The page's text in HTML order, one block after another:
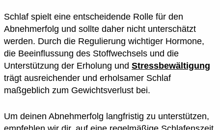
Schlaf spielt eine entscheidende Rolle für den
Abnehmerfolg und sollte daher nicht unterschätzt
werden. Durch die Regulierung wichtiger Hormone,
die Beeinflussung des Stoffwechsels und die
Unterstützung der Erholung und Stressbewältigung
trägt ausreichender und erholsamer Schlaf
maßgeblich zum Gewichtsverlust bei.
Um deinen Abnehmerfolg langfristig zu unterstützen,